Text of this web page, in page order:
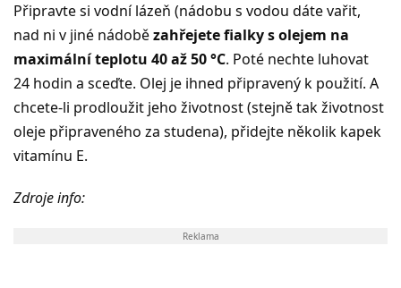
Připravte si vodní lázeň (nádobu s vodou dáte vařit,
nad ni v jiné nádobězahřejete fialky s olejem na
maximální teplotu 40 až 50 °C. Poté nechte luhovat
24 hodin a sceďte. Olej je ihned připravený k použití. A
chcete-li prodloužit jeho životnost (stejně tak životnost
oleje připraveného za studena), přidejte několik kapek
vitamínu E.
Zdroje info:
Reklama